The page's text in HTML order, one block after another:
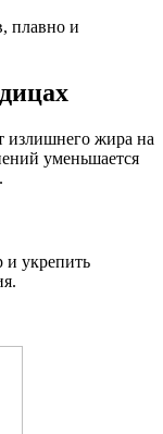
плавно и
излишнего жира на
уменьшается
укрепить